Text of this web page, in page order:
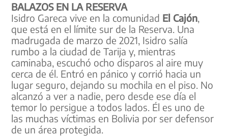
BALAZOS EN LA RESERVA
Isidro Gareca vive en la comunidad El Cajón,
que está en el límite sur de la Reserva. Una
madrugada de marzo de 2021, Isidro salía
rumbo a la ciudad de Tarija y, mientras
caminaba, escuchó ocho disparos al aire muy
cerca de él. Entró en pánico y corrió hacia un
lugar seguro, dejando su mochila en el piso. No
alcanzó a ver a nadie, pero desde ese día el
temor lo persigue a todos lados. Él es uno de
las muchas víctimas en Bolivia por ser defensor
de un área protegida.